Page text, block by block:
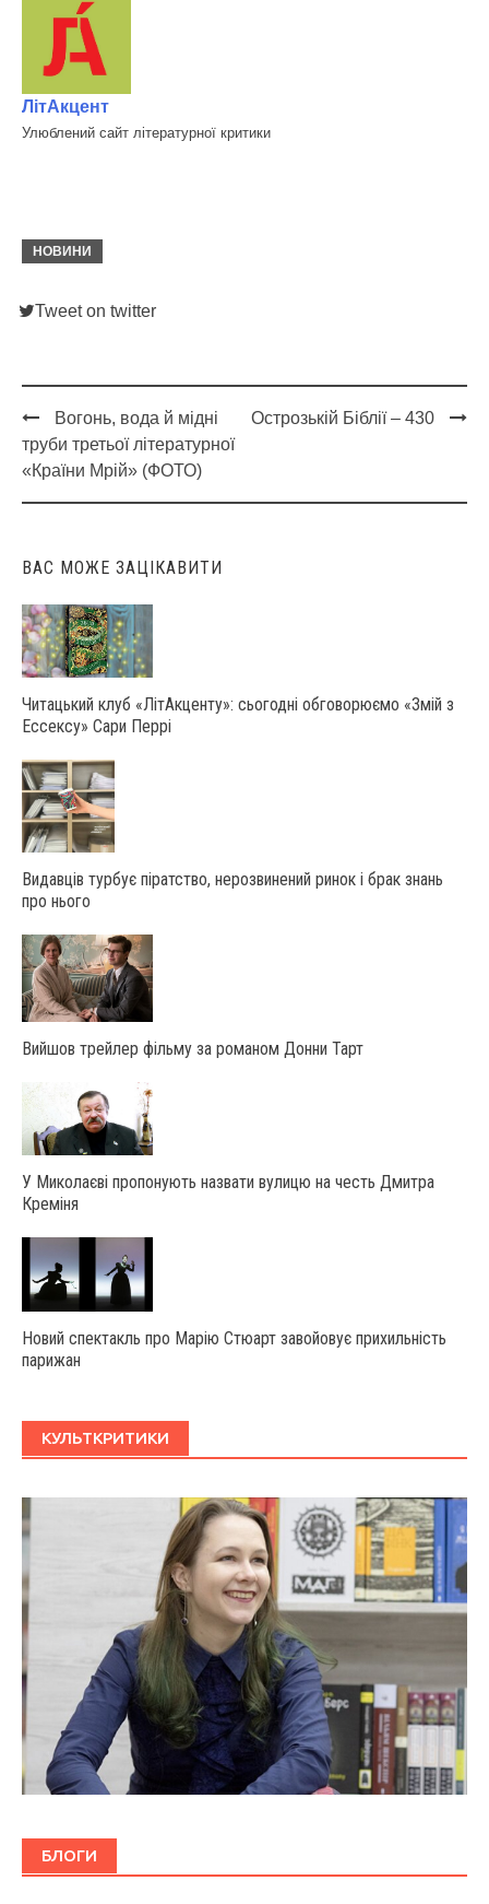
ЛітАкцент
Улюблений сайт літературної критики
НОВИНИ
Tweet on twitter
Post
navigation
Вогонь, вода й мідні
труби третьої літературної
«Країни Мрій» (ФОТО)
Острозькій Біблії – 430
ВАС МОЖЕ ЗАЦІКАВИТИ
Читацький клуб «ЛітАкценту»: сьогодні обговорюємо «Змій з
Ессексу» Сари Перрі
Видавців турбує піратство, нерозвинений ринок і брак знань
про нього
Вийшов трейлер фільму за романом Донни Тарт
У Миколаєві пропонують назвати вулицю на честь Дмитра
Креміня
Новий спектакль про Марію Стюарт завойовує прихильність
парижан
КУЛЬТКРИТИКИ
БЛОГИ